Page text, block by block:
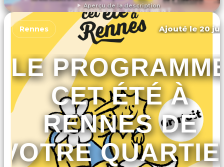
Aperçu de la description
DÉCOUVRIR L'ÉVÉNEMENT
Rennes Ajouté le 20
LE
CET ÉTÉ À
RENNES DE
VOTRE